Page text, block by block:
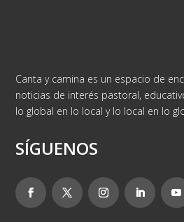
Canta y camina es un espacio de
noticias de interés pastoral,
lo global en lo local y lo local en lo
SÍGUENOS